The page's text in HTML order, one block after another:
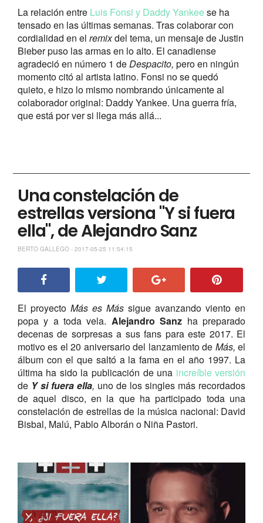
La relación entre Luis Fonsi y Daddy Yankeese ha
tensado en las últimas semanas. Tras colaborar con
cordialidad en el remixdel tema, un mensaje de Justin
Bieber puso las armas en lo alto. El canadiense
agradeció en número 1 deDespacito, pero en ningún
momento citó al artista latino. Fonsi no se quedó
quieto, e hizo lo mismo nombrando únicamente al
colaborador original: Daddy Yankee. Una guerra fría,
que está por ver si llega más allá...
Una constelación de
estrellas versiona "Y si fuera
ella", de Alejandro Sanz
BERTO GALLEGO - 2017-05-25 11:54:15
El proyecto Más es Más sigue avanzando viento en
popa y a toda vela. Alejandro Sanz ha preparado
decenas de sorpresas a sus fans para este 2017. El
motivo es el 20 aniversario del lanzamiento de Más,el
álbum con el que saltó a la fama en el año 1997. La
última ha sido la publicación de una increíble versión
de Y si fuera ella, uno de los singles más recordados
de aquel disco, en la que ha participado toda una
constelación de estrellas de la música nacional: David
Bisbal, Malú, Pablo Alborán o Niña Pastori.